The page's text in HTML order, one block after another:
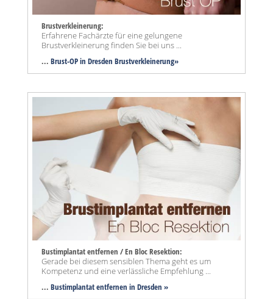
Brustverkleinerung:
Erfahrene Fachärzte für eine gelungene
Brustverkleinerung finden Sie bei uns ...
... Brust-OP in Dresden Brustverkleinerung»
Bustimplantat entfernen / En Bloc Resektion:
Gerade bei diesem sensiblen Thema geht es um
Kompetenz und eine verlässliche Empfehlung ...
... Bustimplantat entfernen in Dresden »